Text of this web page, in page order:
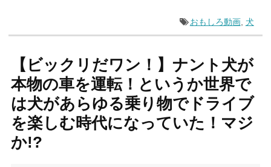
おもしろ動画, 犬
【ビックリだワン！】ナント犬が
本物の車を運転！というか世界で
は犬があらゆる乗り物でドライブ
を楽しむ時代になっていた！マジ
か!?